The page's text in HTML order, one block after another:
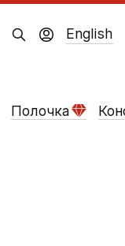
Полочка
English